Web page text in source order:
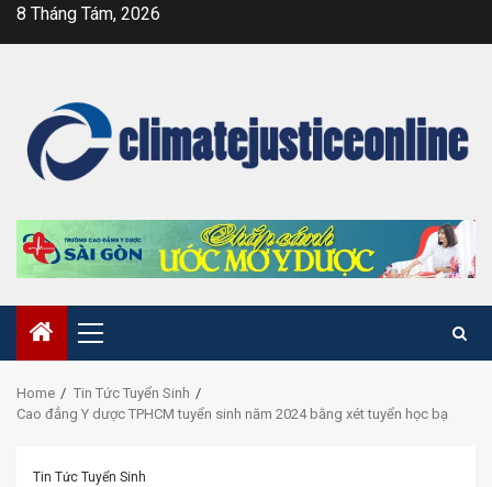
Skip8 Tháng Tám, 2026
Primary
Menu
Home
Tin Tức Tuyển Sinh
Cao đẳng Y dược TPHCM tuyển sinh năm 2024 bằng xét tuyển học bạ
Tin Tức Tuyển Sinh